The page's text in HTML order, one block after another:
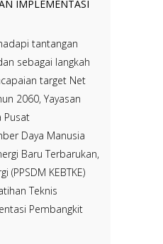
IMPLEMENTASI
tantangan
sebagai langkah
target Net
2060, Yayasan
Pusat
Daya Manusia
Baru Terbarukan,
(PPSDM KEBTKE)
Teknis
Pembangkit